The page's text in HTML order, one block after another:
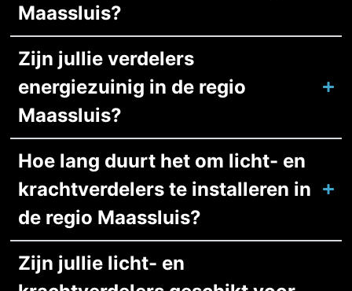
Maassluis?
Zijn jullie verdelers
energiezuinig in de regio
Maassluis?
Hoe lang duurt het om licht- en
krachtverdelers te installeren in
de regio Maassluis?
Zijn jullie licht- en